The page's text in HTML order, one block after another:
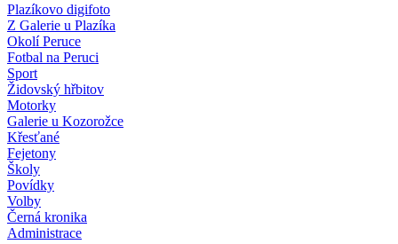
Plazíkovo digifoto
Z Galerie u Plazíka
Okolí Peruce
Fotbal na Peruci
Sport
Židovský hřbitov
Motorky
Galerie u Kozorožce
Křesťané
Fejetony
Školy
Povídky
Volby
Černá kronika
Administrace